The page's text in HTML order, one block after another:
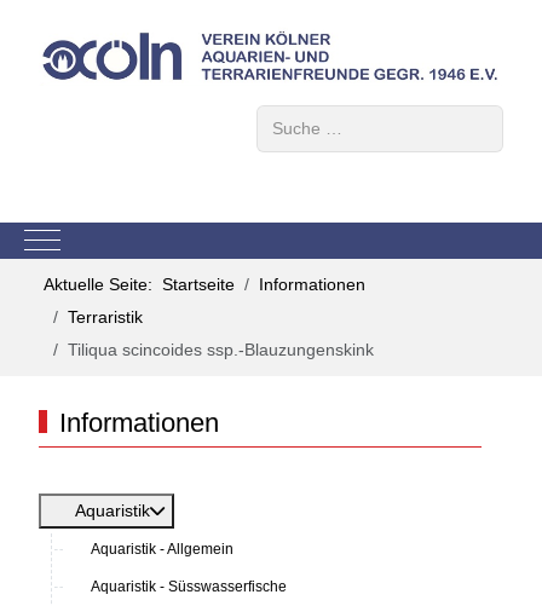
Mobile Menu Toggle
Aktuelle Seite: Startseite
Informationen
Terraristik
Tiliqua scincoides ssp.-Blauzungenskink
Informationen
Aquaristik
Aquaristik - Allgemein
Aquaristik - Süsswasserfische